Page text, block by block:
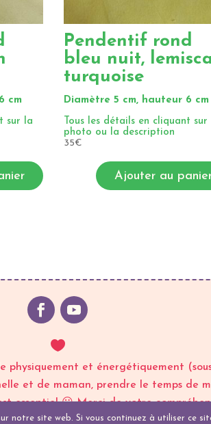
cm
sur la
Pendentif rond
bleu nuit,
turquoise
Diamètre 5 cm, hauteur 6 cm
Tous les détails en cliquant sur
photo ou la description
35€
Ajouter au

physiquement et énergétiquement
et de maman, prendre le temps de
essentiel 😀 Merci de votre
notre site web. Si vous continuez à utiliser ce